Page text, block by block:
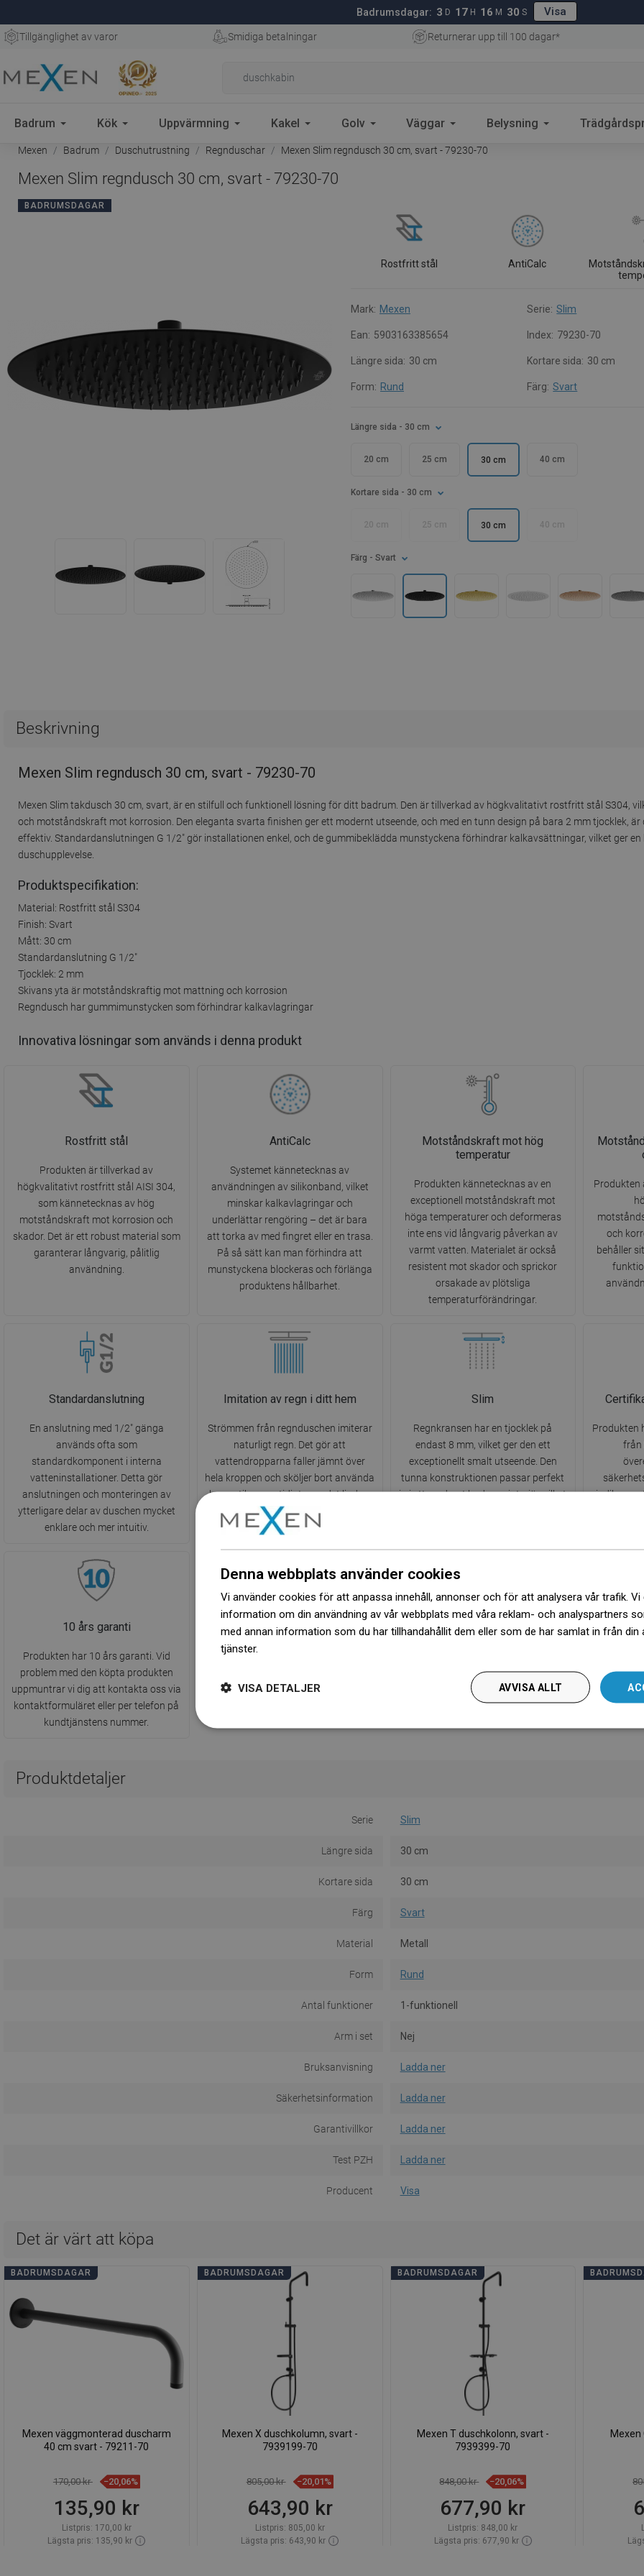
Badrumsdagar: 3 D 17 H 16 M 29 S Visa
Tillgänglighet av varor Smidiga betalningar Returnerar upp till 100 dagar*
Badrum Kök Uppvärmning Kakel Golv Väggar Belysning
Mexen Badrum Duschutrustning Regnduschar Mexen Slim regndusch 30 cm, svart - 79230-70
Mexen Slim regndusch 30 cm, svart - 79230-70
BADRUMSDAGAR
Rostfritt stål AntiCalc
Mark: Mexen Serie: Slim
Ean: 5903163385654 Index: 79230-70
Längre sida: 30 cm Kortare sida: 30 cm
Form: Rund Färg: Svart
Längre sida - 30 cm
20 cm 25 cm 30 cm 40 cm
Kortare sida - 30 cm
20 cm 25 cm 30 cm 40 cm
Färg - Svart
Beskrivning
Mexen Slim regndusch 30 cm, svart - 79230-70
Mexen Slim takdusch 30 cm, svart, är en stilfull och funktionell lösning för ditt badrum. Den är tillverkad av högkvalitativt rostfritt stål S304,
och motståndskraft mot korrosion. Den eleganta svarta finishen ger ett modernt utseende, och med en tunn design på bara 2 mm tjocklek, är
effektiv. Standardanslutningen G 1/2" gör installationen enkel, och de gummibeklädda munstyckena förhindrar kalkavsättningar, vilket ger en
duschupplevelse.
Produktspecifikation:
Material: Rostfritt stål S304
Finish: Svart
Mått: 30 cm
Standardanslutning G 1/2"
Tjocklek: 2 mm
Skivans yta är motståndskraftig mot mattning och korrosion
Regndusch har gummimunstycken som förhindrar kalkavlagringar
Innovativa lösningar som används i denna produkt
Rostfritt stål
Produkten är tillverkad av
högkvalitativt rostfritt stål AISI 304,
som kännetecknas av hög
motståndskraft mot korrosion och
skador. Det är ett robust material som
garanterar långvarig, pålitlig
användning.
AntiCalc
Systemet kännetecknas av
användningen av silikonband, vilket
minskar kalkavlagringar och
underlättar rengöring – det är bara
att torka av med fingret eller en trasa.
På så sätt kan man förhindra att
munstyckena blockeras och förlänga
produktens hållbarhet.
Motståndskraft mot hög
temperatur
Produkten kännetecknas av en
exceptionell motståndskraft mot
höga temperaturer och deformeras
inte ens vid långvarig påverkan av
varmt vatten. Materialet är också
resistent mot skador och sprickor
orsakade av plötsliga
temperaturförändringar.
Produkten
och
behåller
Standardanslutning
En anslutning med 1/2" gänga
används ofta som
standardkomponent i interna
vatteninstallationer. Detta gör
anslutningen och monteringen av
ytterligare delar av duschen mycket
enklare och mer intuitiv.
Imitation av regn i ditt hem
Strömmen från regnduschen imiterar
naturligt regn. Det gör att
vattendropparna faller jämnt över
hela kroppen och sköljer bort använda
kosmetika, samtidigt som det lindrar
stress och muskelspänningar. Daglig
avkoppling i harmoni med naturen.
Slim
Regnkransen har en tjocklek på
endast 8 mm, vilket ger den ett
exceptionellt smalt utseende. Den
tunna konstruktionen passar perfekt
in i ett modernt badrumsinteriör, vilket
Produkten
från
indikerar
påverkar
10 års garanti
Produkten har 10 års garanti. Vid
problem med den köpta produkten
uppmuntrar vi dig att kontakta oss via
kontaktformuläret eller per telefon på
kundtjänstens nummer.
Produktdetaljer
Serie Slim
Längre sida 30 cm
Kortare sida 30 cm
Färg Svart
Material Metall
Form Rund
Antal funktioner 1-funktionell
Arm i set Nej
Bruksanvisning Ladda ner
Säkerhetsinformation Ladda ner
Garantivillkor Ladda ner
Test PZH Ladda ner
Producent Visa
Det är värt att köpa
BADRUMSDAGAR
Mexen väggmonterad duscharm
40 cm svart - 79211-70
170,00 kr −20,06%
135,90 kr
Listpris: 170,00 kr
Lägsta pris: 135,90 kr
BADRUMSDAGAR
Mexen X duschkolumn, svart -
7939199-70
805,00 kr −20,01%
643,90 kr
Listpris: 805,00 kr
Lägsta pris: 643,90 kr
BADRUMSDAGAR
Mexen T duschkolonn, svart -
7939399-70
848,00 kr −20,06%
677,90 kr
Listpris: 848,00 kr
Lägsta pris: 677,90 kr
Mexen
Denna webbplats använder cookies
Vi använder cookies för att anpassa innehåll, annonser och för att analysera vår trafik. Vi
information om din användning av vår webbplats med våra reklam- och analyspartners
med annan information som du har tillhandahållit dem eller som de har samlat in från din
tjänster.
AVVISA ALLT
VISA DETALJER